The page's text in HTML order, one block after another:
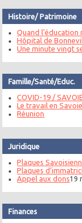
Histoire/ Patrimoine
Quand
Hôpital de
Une minute vingt
Famille/Santé/Educ.
COVID-19 /
Le travail en Savoie
Réunion
Juridique
Plaques
Plaques
Appel aux dons19
Finances